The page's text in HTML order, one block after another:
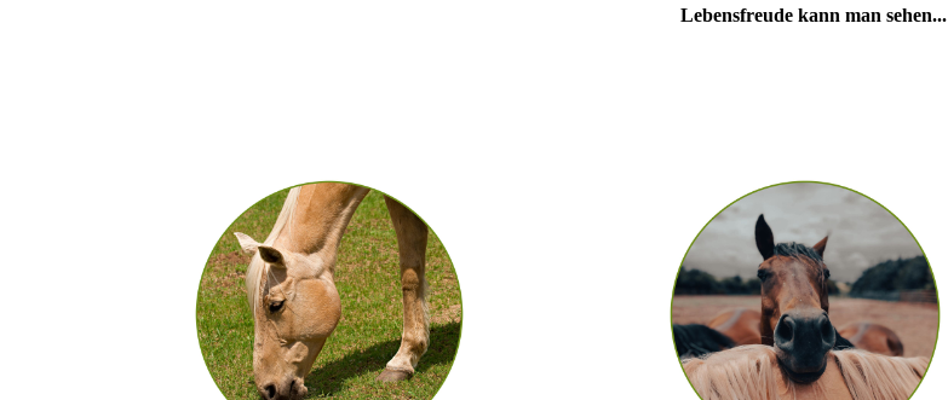
Lebensfreude kann man sehen...